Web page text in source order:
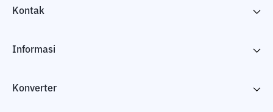
Kontak
Informasi
Konverter